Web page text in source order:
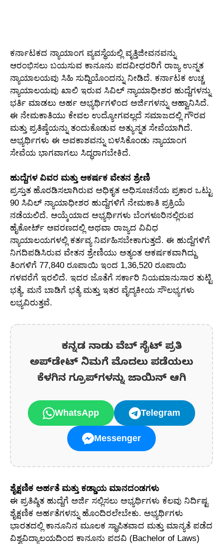
ಕರ್ನಾಟಕದ ನ್ಯಾಯಾಂಗ ವ್ಯವಸ್ಥೆಯಲ್ಲಿ ವೃತ್ತಿಜೀವನವನ್ನು
ಆರಂಭಿಸಲು ಬಯಸುವ ಕಾನೂನು ಪದವೀಧರರಿಗೆ ರಾಜ್ಯ ಉನ್ನತ
ನ್ಯಾಯಾಲಯವು ಸಿಹಿ ಸುದ್ದಿಯೊಂದನ್ನು ನೀಡಿದೆ. ಕರ್ನಾಟಕ ಉಚ್ಚ
ನ್ಯಾಯಾಲಯವು ಖಾಲಿ ಇರುವ ಸಿವಿಲ್ ನ್ಯಾಯಾಧೀಶರ ಹುದ್ದೆಗಳನ್ನು
ಭರ್ತಿ ಮಾಡಲು ಅರ್ಹ ಅಭ್ಯರ್ಥಿಗಳಿಂದ ಅರ್ಜಿಗಳನ್ನು ಆಹ್ವಾನಿಸಿದೆ.
ಈ ನೇಮಕಾತಿಯು ಕೇವಲ ಉದ್ಯೋಗವಲ್ಲದೆ ಸಮಾಜದಲ್ಲಿ ಗೌರವ
ಮತ್ತು ಪ್ರತಿಷ್ಠೆಯನ್ನು ತಂದುಕೊಡುವ ಅತ್ಯುನ್ನತ ಸೇವೆಯಾಗಿದೆ.
ಅಭ್ಯರ್ಥಿಗಳು ಈ ಅವಕಾಶವನ್ನು ಬಳಸಿಕೊಂಡು ನ್ಯಾಯಾಂಗ
ಸೇವೆಯ ಭಾಗವಾಗಲು ಸಿದ್ಧರಾಗಬೇಕಿದೆ.
ಹುದ್ದೆಗಳ ವಿವರ ಮತ್ತು ಆಕರ್ಷಕ ವೇತನ ಶ್ರೇಣಿ
ಪ್ರಸ್ತುತ ಹೊರಡಿಸಲಾಗಿರುವ ಅಧಿಕೃತ ಅಧಿಸೂಚನೆಯ ಪ್ರಕಾರ ಒಟ್ಟು
90 ಸಿವಿಲ್ ನ್ಯಾಯಾಧೀಶರ ಹುದ್ದೆಗಳಿಗೆ ನೇಮಕಾತಿ ಪ್ರಕ್ರಿಯೆ
ನಡೆಯಲಿದೆ. ಆಯ್ಕೆಯಾದ ಅಭ್ಯರ್ಥಿಗಳು ಬೆಂಗಳೂರಿನಲ್ಲಿರುವ
ಹೈಕೋರ್ಟ್ ಆವರಣದಲ್ಲಿ ಅಥವಾ ರಾಜ್ಯದ ವಿವಿಧ
ನ್ಯಾಯಾಲಯಗಳಲ್ಲಿ ಕರ್ತವ್ಯ ನಿರ್ವಹಿಸಬೇಕಾಗುತ್ತದೆ. ಈ ಹುದ್ದೆಗಳಿಗೆ
ನಿಗದಿಪಡಿಸಿರುವ ವೇತನ ಶ್ರೇಣಿಯು ಅತ್ಯಂತ ಆಕರ್ಷಕವಾಗಿದ್ದು
ತಿಂಗಳಿಗೆ 77,840 ರೂಪಾಯಿ ಇಂದ 1,36,520 ರೂಪಾಯಿ
ಗಳವರೆಗೆ ಇರಲಿದೆ. ಇದರ ಜೊತೆಗೆ ಸರ್ಕಾರಿ ನಿಯಮಾನುಸಾರ ತುಟ್ಟಿ
ಭತ್ಯೆ, ಮನೆ ಬಾಡಿಗೆ ಭತ್ಯೆ ಮತ್ತು ಇತರ ವೈದ್ಯಕೀಯ ಸೌಲಭ್ಯಗಳು
ಲಭ್ಯವಿರುತ್ತವೆ.
ಕನ್ನಡ ನಾಡು ವೆಬ್ ಸೈಟ್ ಪ್ರತಿ
ಅಪ್‌ಡೇಟ್‌ ನಿಮಗೆ ಮೊದಲು ಪಡೆಯಲು
ಕೆಳಗಿನ ಗ್ರೂಪ್‌ಗಳನ್ನು ಜಾಯಿನ್ ಆಗಿ
WhatsApp Telegram
Messenger
ಶೈಕ್ಷಣಿಕ ಅರ್ಹತೆ ಮತ್ತು ಕಡ್ಡಾಯ ಮಾನದಂಡಗಳು
ಈ ಪ್ರತಿಷ್ಠಿತ ಹುದ್ದೆಗೆ ಅರ್ಜಿ ಸಲ್ಲಿಸಲು ಅಭ್ಯರ್ಥಿಗಳು ಕೆಲವು ನಿರ್ದಿಷ್ಟ
ಶೈಕ್ಷಣಿಕ ಅರ್ಹತೆಗಳನ್ನು ಹೊಂದಿರಲೇಬೇಕು. ಅಭ್ಯರ್ಥಿಗಳು
ಭಾರತದಲ್ಲಿ ಕಾನೂನಿನ ಮೂಲಕ ಸ್ಥಾಪಿತವಾದ ಮತ್ತು ಮಾನ್ಯತೆ ಪಡೆದ
ವಿಶ್ವವಿದ್ಯಾಲಯದಿಂದ ಕಾನೂನು ಪದವಿ (Bachelor of Laws)